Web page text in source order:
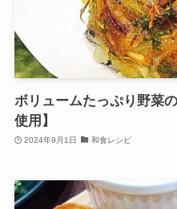
ボリュームたっぷり野菜
使用】
2024年9月1日 和食レシピ